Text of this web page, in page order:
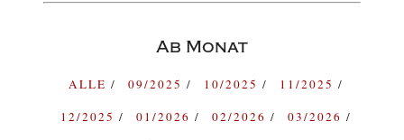
Ab Monat
ALLE 09/2025 10/2025
11/2025
12/2025
01/2026 02/2026
03/2026